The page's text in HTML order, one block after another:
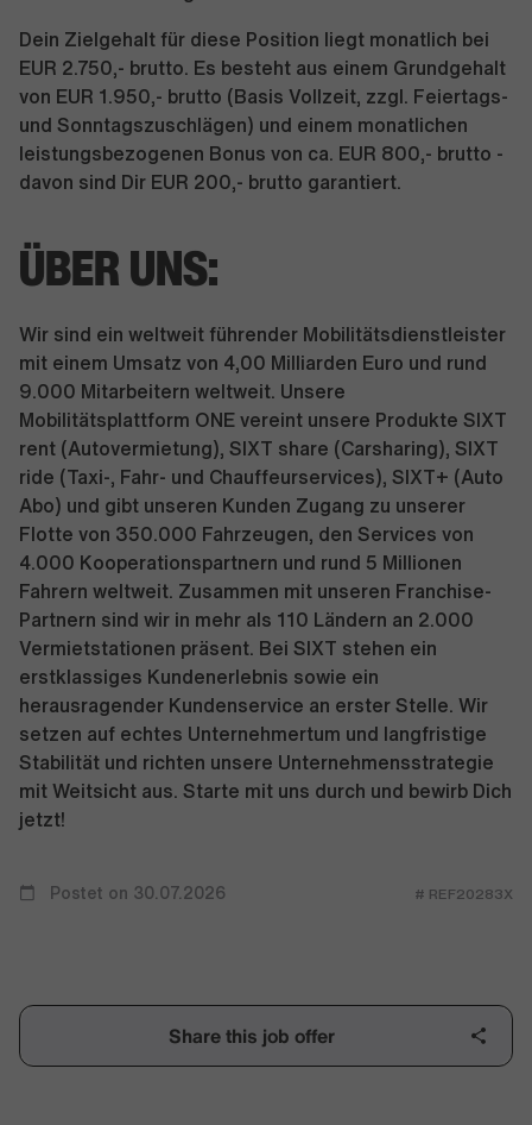
Dein Zielgehalt für diese Position liegt monatlich bei
EUR 2.750,- brutto. Es besteht aus einem Grundgehalt
von EUR 1.950,- brutto (Basis Vollzeit, zzgl. Feiertags-
und Sonntagszuschlägen) und einem monatlichen
leistungsbezogenen Bonus von ca. EUR 800,- brutto -
davon sind Dir EUR 200,- brutto garantiert.
ÜBER UNS:
Wir sind ein weltweit führender Mobilitätsdienstleister
mit einem Umsatz von 4,00 Milliarden Euro und rund
9.000 Mitarbeitern weltweit. Unsere
Mobilitätsplattform ONE vereint unsere Produkte SIXT
rent (Autovermietung), SIXT share (Carsharing), SIXT
ride (Taxi-, Fahr- und Chauffeurservices), SIXT+ (Auto
Abo) und gibt unseren Kunden Zugang zu unserer
Flotte von 350.000 Fahrzeugen, den Services von
4.000 Kooperationspartnern und rund 5 Millionen
Fahrern weltweit. Zusammen mit unseren Franchise-
Partnern sind wir in mehr als 110 Ländern an 2.000
Vermietstationen präsent. Bei SIXT stehen ein
erstklassiges Kundenerlebnis sowie ein
herausragender Kundenservice an erster Stelle. Wir
setzen auf echtes Unternehmertum und langfristige
Stabilität und richten unsere Unternehmensstrategie
mit Weitsicht aus. Starte mit uns durch und bewirb Dich
jetzt!
Postet on 30.07.2026 # REF20283X
Share this job offer